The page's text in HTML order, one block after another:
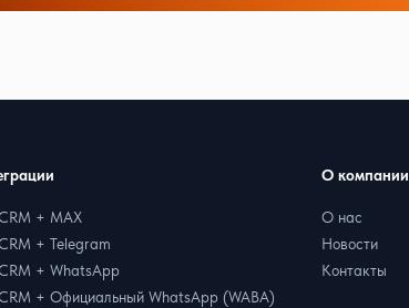
+ MAX
+ Telegram
+ WhatsApp
+ Официальный WhatsApp (WABA)
О компании
О нас
Новости
Контакты